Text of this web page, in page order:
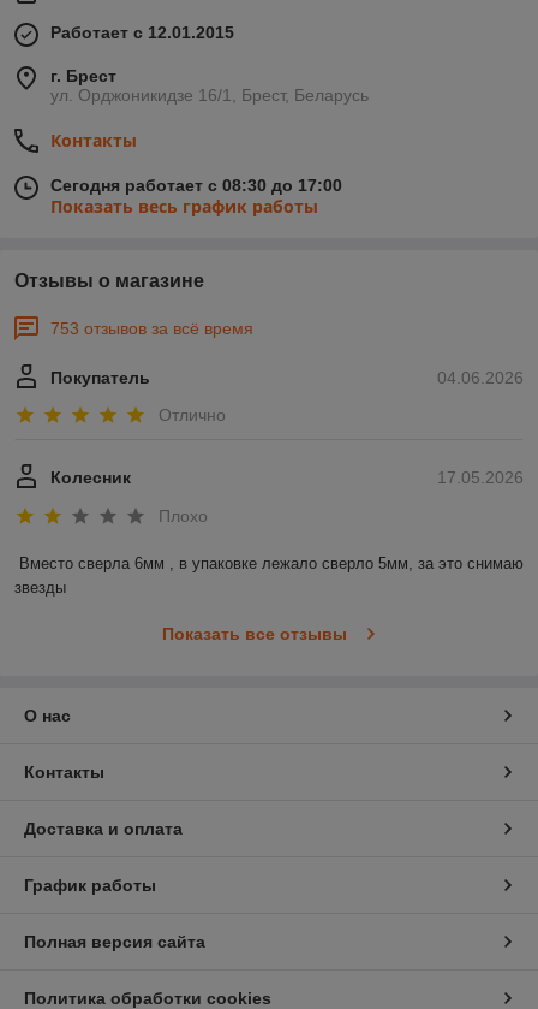
Работает с 12.01.2015
г. Брест
ул. Орджоникидзе 16/1, Брест, Беларусь
Контакты
Сегодня работает с 08:30 до 17:00
Показать весь график работы
Отзывы о магазине
753 отзывов за всё время
04.06.2026
Покупатель
Отлично
17.05.2026
Колесник
Плохо
Вместо сверла 6мм , в упаковке лежало сверло 5мм, за это снимаю
звезды
Показать все отзывы
О нас
Контакты
Доставка и оплата
График работы
Полная версия сайта
Политика обработки cookies